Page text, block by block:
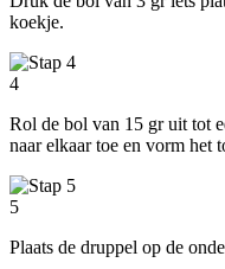
koekje.
4
Rol de bol van 15 gr uit tot
naar elkaar toe en vorm het
5
Plaats de druppel op de